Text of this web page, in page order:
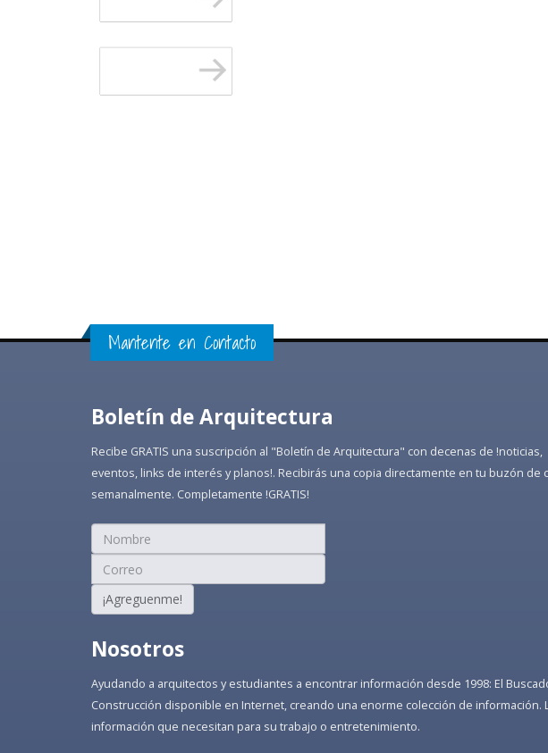
Mantente en Contacto
Boletín de Arquitectura
Recibe GRATIS una suscripción al "Boletín de Arquitectura" con decenas de !noticias,
eventos, links de interés y planos!. Recibirás una copia directamente en tu buzón de
semanalmente. Completamente !GRATIS!
¡Agreguenme!
Nosotros
Ayudando a arquitectos y estudiantes a encontrar información desde 1998: El
Construcción disponible en Internet, creando una enorme colección de
información que necesitan para su trabajo o entretenimiento.